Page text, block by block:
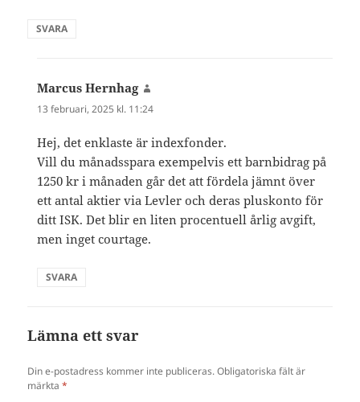
SVARA
Marcus Hernhag
13 februari, 2025 kl. 11:24
Hej, det enklaste är indexfonder.
Vill du månadsspara exempelvis ett barnbidrag på
1250 kr i månaden går det att fördela jämnt över
ett antal aktier via Levler och deras pluskonto för
ditt ISK. Det blir en liten procentuell årlig avgift,
men inget courtage.
SVARA
Lämna ett svar
Din e-postadress kommer inte publiceras. Obligatoriska fält är
märkta*